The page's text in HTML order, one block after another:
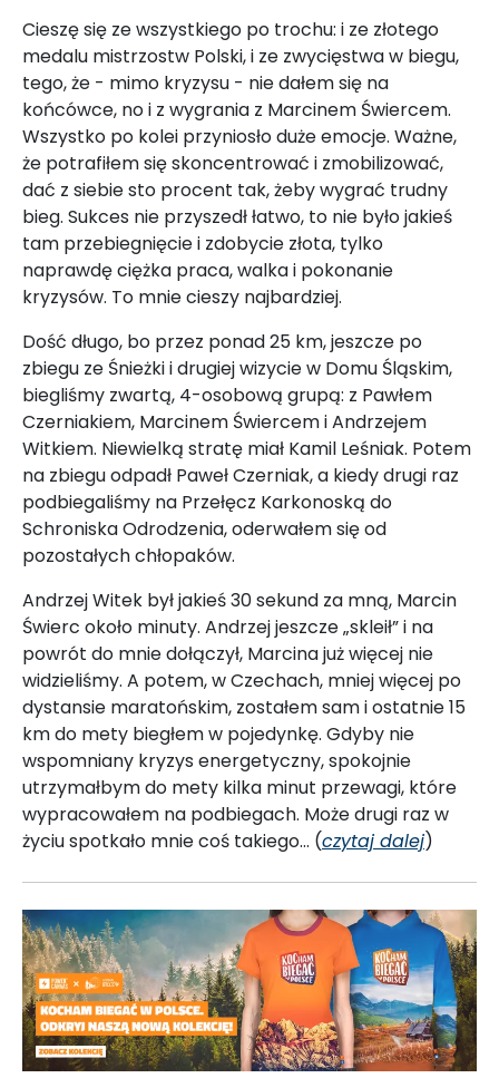
Cieszę się ze wszystkiego po trochu: i ze złotego
medalu mistrzostw Polski, i ze zwycięstwa w biegu,
tego, że - mimo kryzysu - nie dałem się na
końcówce, no i z wygrania z Marcinem Świercem.
Wszystko po kolei przyniosło duże emocje. Ważne,
że potrafiłem się skoncentrować i zmobilizować,
dać z siebie sto procent tak, żeby wygrać trudny
bieg. Sukces nie przyszedł łatwo, to nie było jakieś
tam przebiegnięcie i zdobycie złota, tylko
naprawdę ciężka praca, walka i pokonanie
kryzysów. To mnie cieszy najbardziej.
Dość długo, bo przez ponad 25 km, jeszcze po
zbiegu ze Śnieżki i drugiej wizycie w Domu Śląskim,
biegliśmy zwartą, 4-osobową grupą: z Pawłem
Czerniakiem, Marcinem Świercem i Andrzejem
Witkiem. Niewielką stratę miał Kamil Leśniak. Potem
na zbiegu odpadł Paweł Czerniak, a kiedy drugi raz
podbiegaliśmy na Przełęcz Karkonoską do
Schroniska Odrodzenia, oderwałem się od
pozostałych chłopaków.
Andrzej Witek był jakieś 30 sekund za mną, Marcin
Świerc około minuty. Andrzej jeszcze „skleił” i na
powrót do mnie dołączył, Marcina już więcej nie
widzieliśmy. A potem, w Czechach, mniej więcej po
dystansie maratońskim, zostałem sam i ostatnie 15
km do mety biegłem w pojedynkę. Gdyby nie
wspomniany kryzys energetyczny, spokojnie
utrzymałbym do mety kilka minut przewagi, które
wypracowałem na podbiegach. Może drugi raz w
życiu spotkało mnie coś takiego... (czytaj dalej)